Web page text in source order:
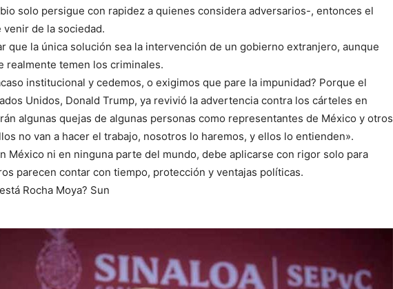
solo persigue con rapidez a quienes considera adversarios-, entonces el
de la sociedad.
que la única solución sea la intervención de un gobierno extranjero, aunque
realmente temen los criminales.
institucional y cedemos, o exigimos que pare la impunidad? Porque el
Unidos, Donald Trump, ya revivió la advertencia contra los cárteles en
algunas quejas de algunas personas como representantes de México y otros
no van a hacer el trabajo, nosotros lo haremos, y ellos lo entienden».
México ni en ninguna parte del mundo, debe aplicarse con rigor solo para
parecen contar con tiempo, protección y ventajas políticas.
Rocha Moya? Sun